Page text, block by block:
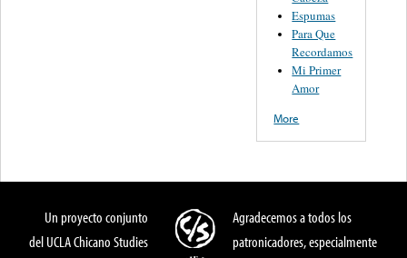
Espumas
Para Que
Recordamos
Mi Primer
Amor
More
Un proyecto conjunto
del UCLA Chicano Studies
Agradecemos a todos los
patronicadores, especialmente